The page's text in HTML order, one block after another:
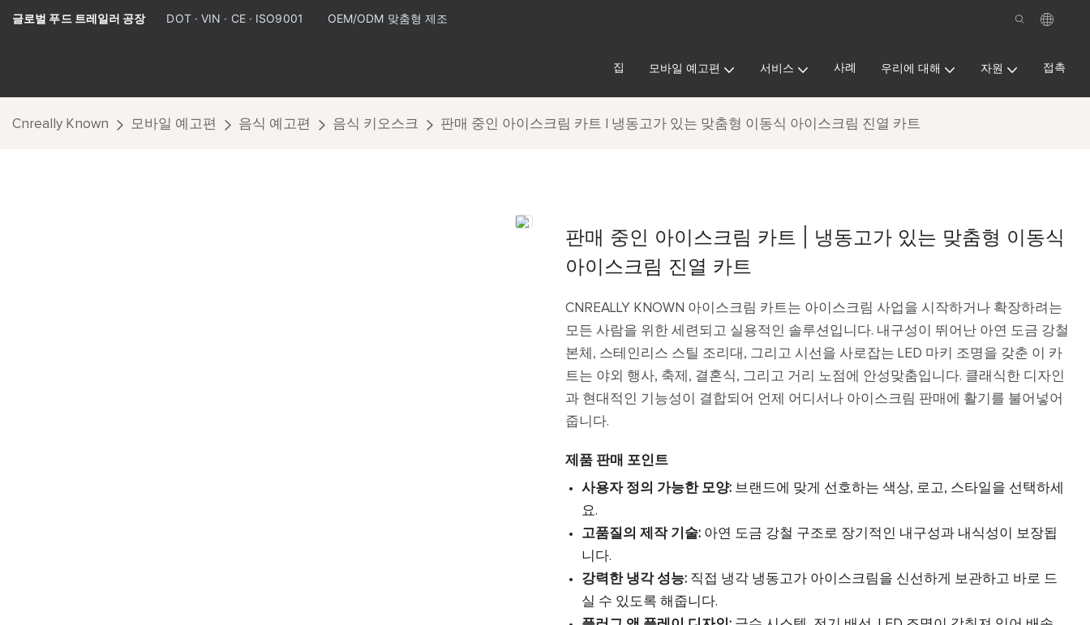
글로벌 푸드 트레일러 공장 DOT · VIN · CE · ISO9001 OEM/ODM 맞춤형 제조
집 모바일 예고편 서비스 사례 우리에 대해 자원 접촉
Cnreally Known 모바일 예고편 음식 예고편 음식 키오스크 판매 중인 아이스크림 카트 | 냉동고가 있는 맞춤형 이동식 아이스크림 진열 카트
판매 중인 아이스크림 카트 | 냉동고가 있는 맞춤형 이동식
아이스크림 진열 카트
CNREALLY KNOWN 아이스크림 카트는 아이스크림 사업을 시작하거나 확장하려는
모든 사람을 위한 세련되고 실용적인 솔루션입니다. 내구성이 뛰어난 아연 도금 강철
본체, 스테인리스 스틸 조리대, 그리고 시선을 사로잡는 LED 마키 조명을 갖춘 이 카
트는 야외 행사, 축제, 결혼식, 그리고 거리 노점에 안성맞춤입니다. 클래식한 디자인
과 현대적인 기능성이 결합되어 언제 어디서나 아이스크림 판매에 활기를 불어넣어
줍니다.
제품 판매 포인트
사용자 정의 가능한 모양: 브랜드에 맞게 선호하는 색상, 로고, 스타일을 선택하세
요.
고품질의 제작 기술: 아연 도금 강철 구조로 장기적인 내구성과 내식성이 보장됩
니다.
강력한 냉각 성능: 직접 냉각 냉동고가 아이스크림을 신선하게 보관하고 바로 드
실 수 있도록 해줍니다.